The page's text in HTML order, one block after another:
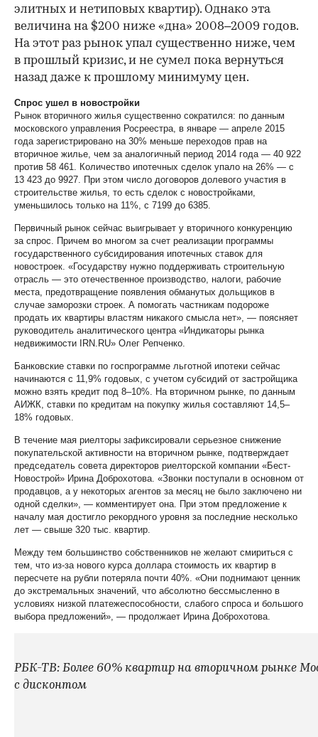
элитных и нетиповых квартир). Однако эта
величина на $200 ниже «дна» 2008–2009 годов.
На этот раз рынок упал существенно ниже, чем
в прошлый кризис, и не сумел пока вернуться
назад даже к прошлому минимуму цен.
Спрос ушел в новостройки
Рынок вторичного жилья существенно сократился: по данным
московского управления Росреестра, в январе — апреле 2015
года зарегистрировано на 30% меньше переходов прав на
вторичное жилье, чем за аналогичный период 2014 года — 40 922
против 58 461. Количество ипотечных сделок упало на 26% — с
13 423 до 9927. При этом число договоров долевого участия в
строительстве жилья, то есть сделок с новостройками,
уменьшилось только на 11%, с 7199 до 6385.
Первичный рынок сейчас выигрывает у вторичного конкуренцию
за спрос. Причем во многом за счет реализации программы
государственного субсидирования ипотечных ставок для
новостроек. «Государству нужно поддерживать строительную
отрасль — это отечественное производство, налоги, рабочие
места, предотвращение появления обманутых дольщиков в
случае заморозки строек. А помогать частникам подороже
продать их квартиры властям никакого смысла нет», — поясняет
руководитель аналитического центра «Индикаторы рынка
недвижимости IRN.RU» Олег Репченко.
Банковские ставки по госпрограмме льготной ипотеки сейчас
начинаются с 11,9% годовых, с учетом субсидий от застройщика
можно взять кредит под 8–10%. На вторичном рынке, по данным
АИЖК, ставки по кредитам на покупку жилья составляют 14,5–
18% годовых.
В течение мая риелторы зафиксировали серьезное снижение
покупательской активности на вторичном рынке, подтверждает
председатель совета директоров риелторской компании «Бест-
Новострой» Ирина Доброхотова. «Звонки поступали в основном от
продавцов, а у некоторых агентов за месяц не было заключено ни
одной сделки», — комментирует она. При этом предложение к
началу мая достигло рекордного уровня за последние несколько
лет — свыше 320 тыс. квартир.
Между тем большинство собственников не желают смириться с
тем, что из-за нового курса доллара стоимость их квартир в
пересчете на рубли потеряла почти 40%. «Они поднимают ценник
до экстремальных значений, что абсолютно бессмысленно в
условиях низкой платежеспособности, слабого спроса и большого
выбора предложений», — продолжает Ирина Доброхотова.
РБК-ТВ: Более 60% квартир на вторичном рынке
с дисконтом